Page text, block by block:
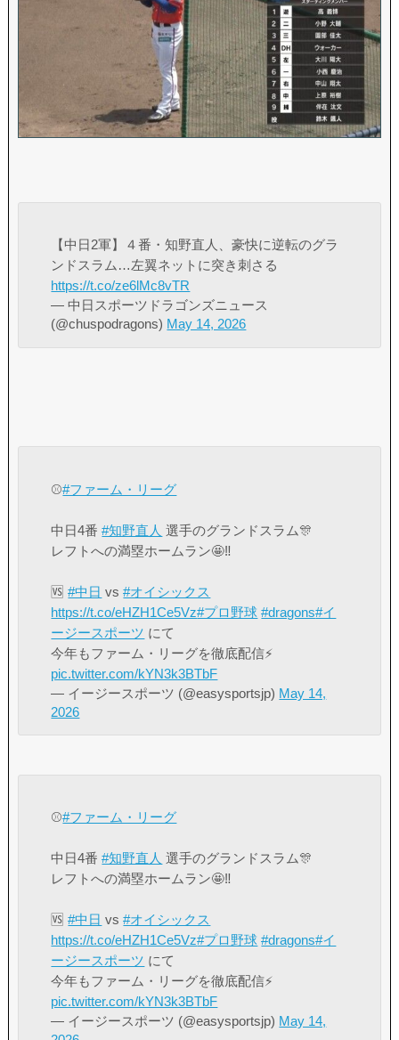
【中日2軍】４番・知野直人、豪快に逆転のグラ
ンドスラム…左翼ネットに突き刺さる
https://t.co/ze6lMc8vTR
— 中日スポーツドラゴンズニュース
(@chuspodragons) May 14, 2026
⚾️#ファーム・リーグ
中日4番#知野直人 選手のグランドスラム🎊
レフトへの満塁ホームラン🤩‼️
🆚#中日 vs#オイシックス
https://t.co/eHZH1Ce5Vz#プロ野球 #dragons#イ
ージースポーツ にて
今年もファーム・リーグを徹底配信⚡️
pic.twitter.com/kYN3k3BTbF
— イージースポーツ (@easysportsjp) May 14,
2026
⚾️#ファーム・リーグ
中日4番#知野直人 選手のグランドスラム🎊
レフトへの満塁ホームラン🤩‼️
🆚#中日 vs#オイシックス
https://t.co/eHZH1Ce5Vz#プロ野球 #dragons#イ
ージースポーツ にて
今年もファーム・リーグを徹底配信⚡️
pic.twitter.com/kYN3k3BTbF
— イージースポーツ (@easysportsjp) May 14,